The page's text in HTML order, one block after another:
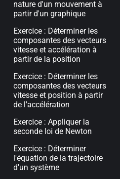
nature d'un mouvement à
partir d'un graphique
Exercice : Déterminer les
composantes des vecteurs
vitesse et accélération à
partir de la position
Exercice : Déterminer les
composantes des vecteurs
vitesse et position à partir
de l'accélération
Exercice : Appliquer la
seconde loi de Newton
Exercice : Déterminer
l'équation de la trajectoire
d'un système